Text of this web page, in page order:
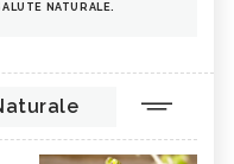
NATURALE.